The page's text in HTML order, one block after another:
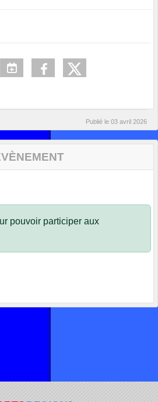
Publié le 03 avril 2026
pouvoir participer aux